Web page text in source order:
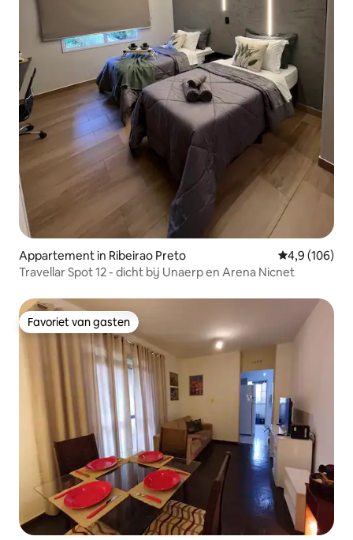
Appartement in Ribeirao Preto Gemiddelde
4,9 (106)
Travellar Spot 12 - dicht bij Unaerp en Arena Nicnet
Favoriet van gasten
Favoriet van gasten